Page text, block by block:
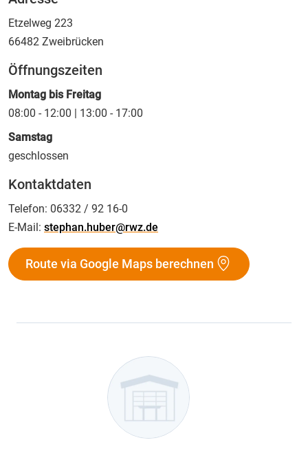
Etzelweg 223
66482 Zweibrücken
Öffnungszeiten
Montag bis Freitag
08:00 - 12:00 | 13:00 - 17:00
Samstag
geschlossen
Kontaktdaten
Telefon: 06332 / 92 16-0
E-Mail: stephan.huber@rwz.de
Route via Google Maps berechnen